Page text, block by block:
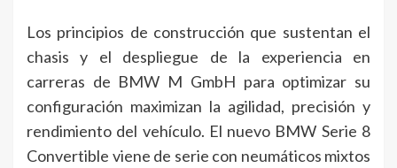
Los principios de construcción que sustentan el
chasis y el despliegue de la experiencia en
carreras de BMW M GmbH para optimizar su
configuración maximizan la agilidad, precisión y
rendimiento del vehículo. El nuevo BMW Serie 8
Convertible viene de serie con neumáticos mixtos